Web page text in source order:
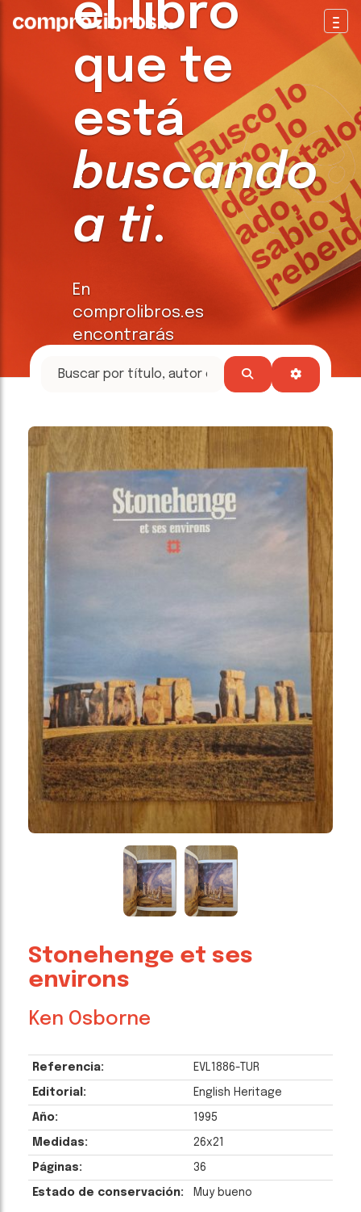
el libro
que te
está
buscando
a ti.
En
comprolibros.es
encontrarás
tesoros
Stonehenge et ses
environs
Ken Osborne
Referencia: EVL1886-TUR
Editorial: English Heritage
Año: 1995
Medidas: 26x21
Páginas: 36
Estado de conservación: Muy bueno